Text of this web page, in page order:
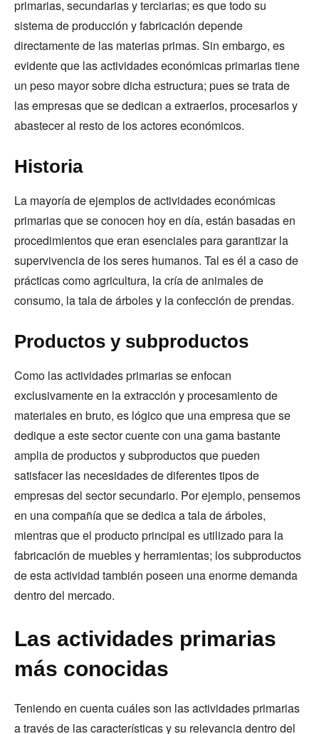
primarias, secundarias y terciarias; es que todo su
sistema de producción y fabricación depende
directamente de las materias primas. Sin embargo, es
evidente que las actividades económicas primarias tiene
un peso mayor sobre dicha estructura; pues se trata de
las empresas que se dedican a extraerlos, procesarlos y
abastecer al resto de los actores económicos.
Historia
La mayoría de ejemplos de actividades económicas
primarias que se conocen hoy en día, están basadas en
procedimientos que eran esenciales para garantizar la
supervivencia de los seres humanos. Tal es él a caso de
prácticas como agricultura, la cría de animales de
consumo, la tala de árboles y la confección de prendas.
Productos y subproductos
Como las actividades primarias se enfocan
exclusivamente en la extracción y procesamiento de
materiales en bruto, es lógico que una empresa que se
dedique a este sector cuente con una gama bastante
amplia de productos y subproductos que pueden
satisfacer las necesidades de diferentes tipos de
empresas del sector secundario. Por ejemplo, pensemos
en una compañía que se dedica a tala de árboles,
mientras que el producto principal es utilizado para la
fabricación de muebles y herramientas; los subproductos
de esta actividad también poseen una enorme demanda
dentro del mercado.
Las actividades primarias
más conocidas
Teniendo en cuenta cuáles son las actividades primarias
a través de las características y su relevancia dentro del